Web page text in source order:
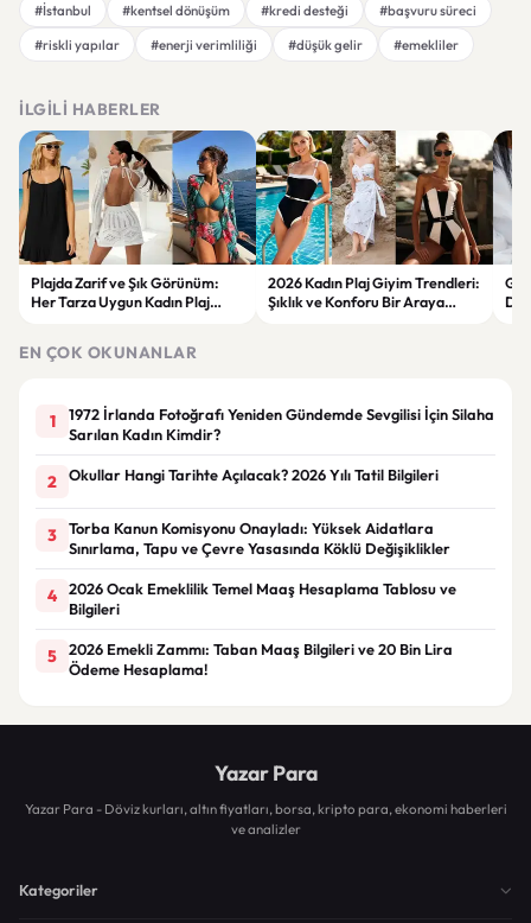
#İstanbul #kentsel dönüşüm #kredi desteği
#başvuru süreci
#riskli yapılar
#enerji verimliliği #düşük gelir #emekliler
İLGILI HABERLER
Plajda Zarif ve Şık Görünüm:
Her Tarza Uygun Kadın Plaj
2026 Kadın Plaj Giyim Trendleri:
Şıklık ve Konforu Bir Araya
EN ÇOK OKUNANLAR
1
1972 İrlanda Fotoğrafı Yeniden Gündemde Sevgilisi İçin Silaha
Sarılan Kadın Kimdir?
2 Okullar Hangi Tarihte Açılacak? 2026 Yılı Tatil Bilgileri
3
Torba Kanun Komisyonu Onayladı: Yüksek Aidatlara
Sınırlama, Tapu ve Çevre Yasasında Köklü Değişiklikler
4
2026 Ocak Emeklilik Temel Maaş Hesaplama Tablosu ve
Bilgileri
5
2026 Emekli Zammı: Taban Maaş Bilgileri ve 20 Bin Lira
Ödeme Hesaplama!
Yazar Para
Yazar Para - Döviz kurları, altın fiyatları, borsa, kripto para, ekonomi haberleri
ve analizler
Kategoriler